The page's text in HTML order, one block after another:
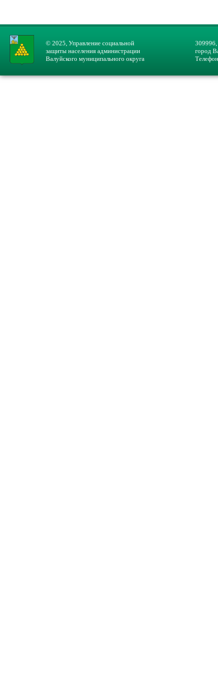
© 2025, Управление социальной
защиты населения администрации
Валуйского муниципального округа
309996,
город